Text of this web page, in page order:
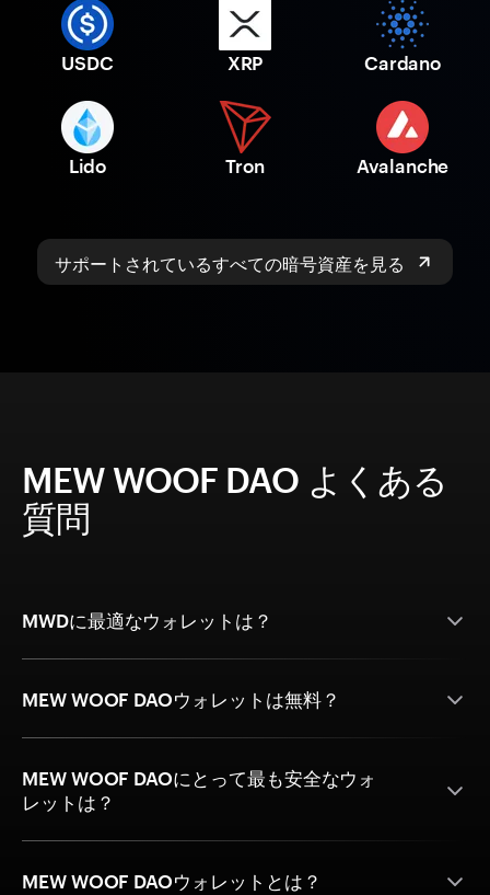
USDC XRP Cardano
Lido Tron Avalanche
サポートされているすべての暗号資産を見る
MEW WOOF DAO よくある
質問
MWDに最適なウォレットは？
MEW WOOF DAOウォレットは無料？
MEW WOOF DAOにとって最も安全なウォ
レットは？
MEW WOOF DAOウォレットとは？